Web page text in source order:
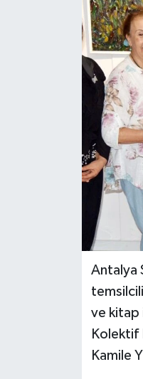
Antalya
ve kitap
Kolektif
Kamile
VİDEO HABERLER
YAZARLAR
RESMİ İLAN